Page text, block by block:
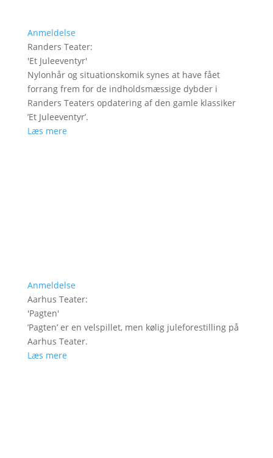
Anmeldelse
Randers Teater:
'Et Juleeventyr'
Nylonhår og situationskomik synes at have fået
forrang frem for de indholdsmæssige dybder i
Randers Teaters opdatering af den gamle klassiker
’Et Juleeventyr’.
Læs mere
Anmeldelse
Aarhus Teater:
'Pagten'
’Pagten’ er en velspillet, men kølig juleforestilling på
Aarhus Teater.
Læs mere